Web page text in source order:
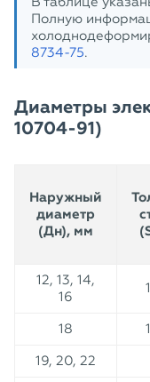
Полную
8734-75.
Диаметры
10704-91)
Наружный
диаметр
(Дн), мм
12, 13, 14,
16
18
19, 20, 22